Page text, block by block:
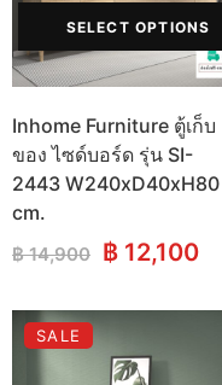
SELECT OPTIONS
Inhome Furniture ตู้เก็บ
ของ ไซด์บอร์ด รุ่น SI-
2443 W240xD40xH80
cm.
฿14,900 Original
was:
฿ 14,900.
฿ 12,100
SALE